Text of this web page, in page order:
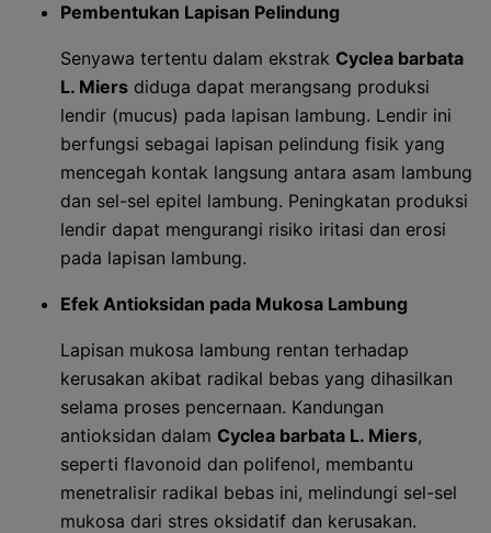
Pembentukan Lapisan Pelindung
Senyawa tertentu dalam ekstrak Cyclea barbata
L. Miers diduga dapat merangsang produksi
lendir (mucus) pada lapisan lambung. Lendir ini
berfungsi sebagai lapisan pelindung fisik yang
mencegah kontak langsung antara asam lambung
dan sel-sel epitel lambung. Peningkatan produksi
lendir dapat mengurangi risiko iritasi dan erosi
pada lapisan lambung.
Efek Antioksidan pada Mukosa Lambung
Lapisan mukosa lambung rentan terhadap
kerusakan akibat radikal bebas yang dihasilkan
selama proses pencernaan. Kandungan
antioksidan dalam Cyclea barbata L. Miers,
seperti flavonoid dan polifenol, membantu
menetralisir radikal bebas ini, melindungi sel-sel
mukosa dari stres oksidatif dan kerusakan.